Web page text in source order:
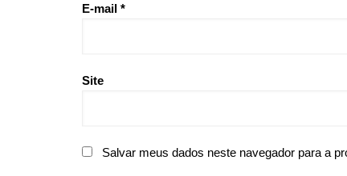
E-mail *
Site
Salvar meus dados neste navegador para a